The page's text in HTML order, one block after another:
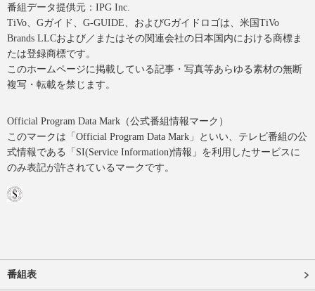
番組データ提供元：IPG Inc.
TiVo、Gガイド、G-GUIDE、およびGガイドロゴは、米国TiVo
Brands LLCおよび／またはその関連会社の日本国内における商標ま
たは登録商標です。
このホームページに掲載している記事・写真等あらゆる素材の無断
複写・転載を禁じます。
Official Program Data Mark（公式番組情報マーク）
このマークは「Official Program Data Mark」といい、テレビ番組の公
式情報である「SI(Service Information)情報」を利用したサービスに
のみ表記が許されているマークです。
番組表